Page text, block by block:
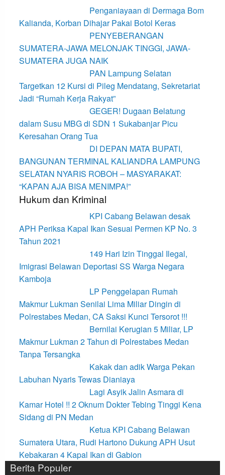
Penganiayaan di Dermaga Bom
Kalianda, Korban Dihajar Pakai Botol Keras
PENYEBERANGAN
SUMATERA-JAWA MELONJAK TINGGI, JAWA-
SUMATERA JUGA NAIK
PAN Lampung Selatan
Targetkan 12 Kursi di Pileg Mendatang, Sekretariat
Jadi “Rumah Kerja Rakyat”
GEGER! Dugaan Belatung
dalam Susu MBG di SDN 1 Sukabanjar Picu
Keresahan Orang Tua
DI DEPAN MATA BUPATI,
BANGUNAN TERMINAL KALIANDRA LAMPUNG
SELATAN NYARIS ROBOH – MASYARAKAT:
“KAPAN AJA BISA MENIMPA!”
Hukum dan Kriminal
KPI Cabang Belawan desak
APH Periksa Kapal Ikan Sesuai Permen KP No. 3
Tahun 2021
149 Hari Izin Tinggal Ilegal,
Imigrasi Belawan Deportasi SS Warga Negara
Kamboja
LP Penggelapan Rumah
Makmur Lukman Senilai Lima Miliar Dingin di
Polrestabes Medan, CA Saksi Kunci Tersorot !!!
Bernilai Kerugian 5 Miliar, LP
Makmur Lukman 2 Tahun di Polrestabes Medan
Tanpa Tersangka
Kakak dan adik Warga Pekan
Labuhan Nyaris Tewas Dianiaya
Lagi Asyik Jalin Asmara di
Kamar Hotel !! 2 Oknum Dokter Tebing Tinggi Kena
Sidang di PN Medan
Ketua KPI Cabang Belawan
Sumatera Utara, Rudi Hartono Dukung APH Usut
Kebakaran 4 Kapal Ikan di Gabion
Berita Populer